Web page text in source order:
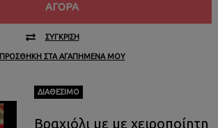
ΑΓΟΡΆ
ΣΎΓΚΡΙΣΗ
ΠΡΟΣΘΉΚΗ ΣΤΑ ΑΓΑΠΗΜΈΝΑ ΜΟΥ
ΔΙΑΘΈΣΙΜΟ
Βραχιόλι με με χειροποίητη